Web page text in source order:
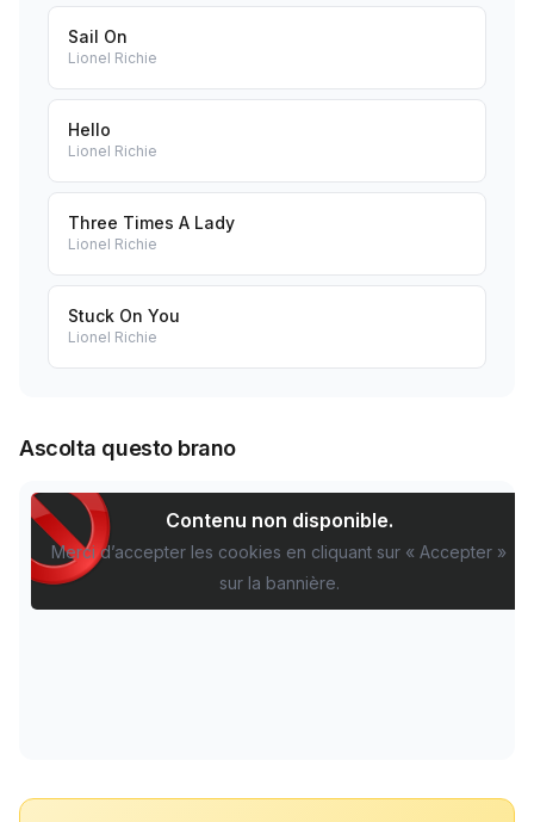
Sail On
Lionel Richie
Hello
Lionel Richie
Three Times A Lady
Lionel Richie
Stuck On You
Lionel Richie
Ascolta questo brano
Contenu non disponible.
Merci d’accepter les cookies en cliquant sur « Accepter »
sur la bannière.